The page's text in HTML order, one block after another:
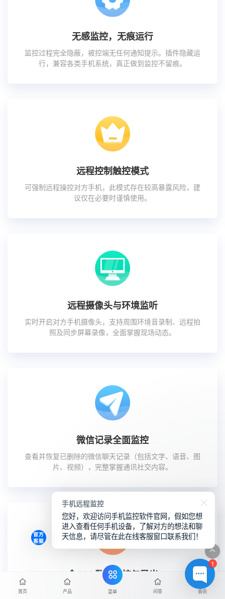
无感监控，无痕运行
监控过程完全隐蔽，被控端无任何通知提示。插件隐藏运
行，兼容各类手机系统，真正做到监控不留痕。
远程控制触控模式
可强制远程操控对方手机，此模式存在较高暴露风险，建
议仅在必要时谨慎使用。
远程摄像头与环境监听
实时开启对方手机摄像头，支持周围环境音录制、远程拍
照及同步屏幕录像，全面掌握现场动态。
微信记录全面监控
查看并恢复已删除的微信聊天记录（包括文字、语音、图
片、视频），完整掌握通讯社交内容。
全APP数据监控与导出
可浏览目标手机内所有APP的运行数据，支持将文件传输
首页 产品 菜单 问答 会员
1
手机远程监控
您好，欢迎访问手机监控软件官网，假如您想
进入查看任何手机设备，了解对方的想法和聊
天信息，请尽管在此在线客服窗口联系我们！